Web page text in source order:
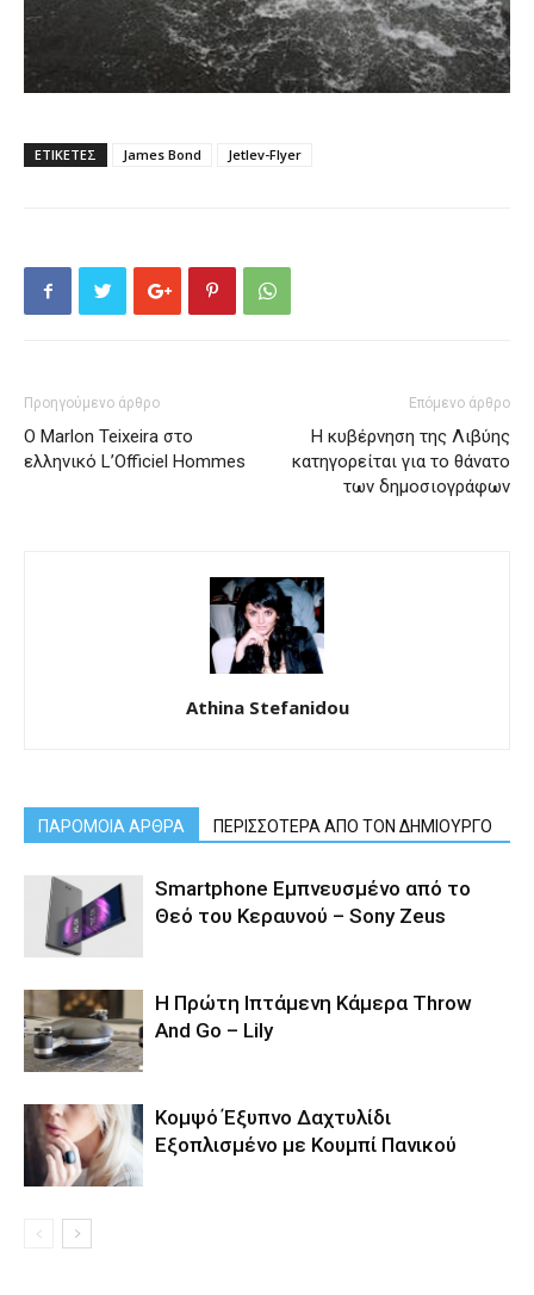
ΕΤΙΚΕΤΕΣ James Bond Jetlev-Flyer
Προηγούμενο άρθρο
Ο Marlon Teixeira στο
ελληνικό L’Officiel Hommes
Επόμενο άρθρο
Η κυβέρνηση της Λιβύης
κατηγορείται για το θάνατο
των δημοσιογράφων
Athina Stefanidou
ΠΑΡΟΜΟΙΑ ΑΡΘΡΑ ΠΕΡΙΣΣΟΤΕΡΑ ΑΠΟ ΤΟΝ ΔΗΜΙΟΥΡΓΟ
Smartphone Εμπνευσμένο από το
Θεό του Κεραυνού – Sony Zeus
Η Πρώτη Ιπτάμενη Κάμερα Throw
And Go – Lily
Κομψό Έξυπνο Δαχτυλίδι
Εξοπλισμένο με Κουμπί Πανικού